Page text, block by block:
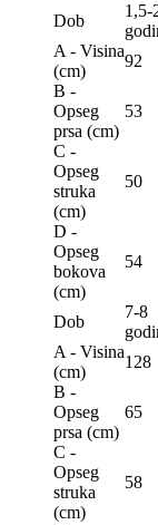
Dob
1,5-
A - Visina
(сm)
92
B -
Opseg
prsa (сm)
53
C -
Opseg
struka
(сm)
50
D -
Opseg
bokova
(сm)
54
Dob
7-8
A - Visina
(сm)
128
B -
Opseg
prsa (сm)
65
C -
Opseg
struka
(сm)
58